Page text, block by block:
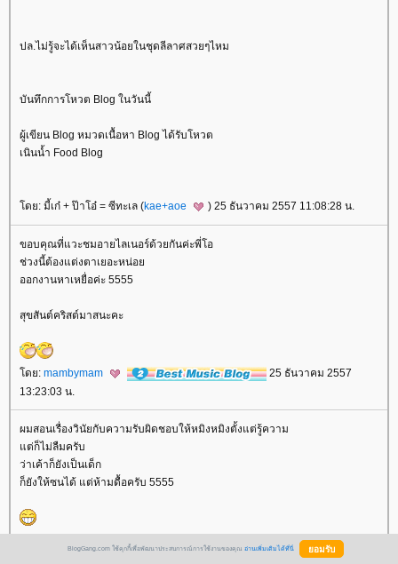
ปล.ไม่รู้จะได้เห็นสาวน้อยในชุดลีลาศสวยๆไหม
บันทึกการโหวต Blog ในวันนี้
ผู้เขียน Blog หมวดเนื้อหา Blog ได้รับโหวต
เนินน้ำ Food Blog
ดย: มี้เก๋ + ป๊าโอ๋ = ซีทะเล (kae+aoe ) 25 ธันวาคม 2557 11:08:28 น.
ขอบคุณที่แวะชมอายไลเนอร์ด้วยกันค่ะพี่โอ
ช่วงนี้ต้องแต่งตาเยอะหน่อ
ออกงานหาเหยื่อค่ะ 5555
สุขสันต์คริสต์มาสนะคะ
ดย: mambymam
25 ธันวาคม 2557
13:23:03 น.
ผมสอนเรื่องวินัยกับความรับผิดชอบให้หมิงหมิงตั้งแต่รู้ความ
ต่ก็ไม่ลืมครับ
ว่าเค้าก็ยังเป็นเด็ก
ก็ยังให้ซนได้ แต่ห้ามดื้อครับ 5555
25 ธันวาคม 2557 14:41:39
BlogGang.com ใช้คุกกี้เพื่อพัฒนาประสบการณ์การใช้งานของคุณ อ่านเพิ่มเติมได้ที่นี่